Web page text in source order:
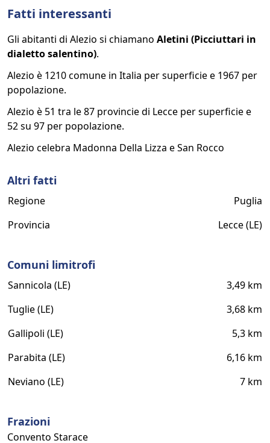
Fatti interessanti
Gli abitanti di Alezio si chiamano Aletini (Picciuttari in
dialetto salentino).
Alezio è 1210 comune in Italia per superficie e 1967 per
popolazione.
Alezio è 51 tra le 87 provincie di Lecce per superficie e
52 su 97 per popolazione.
Alezio celebra Madonna Della Lizza e San Rocco
Altri fatti
Regione
Puglia
Provincia
Lecce (LE)
Comuni limitrofi
Sannicola (LE)
3,49 km
Tuglie (LE)
3,68 km
Gallipoli (LE)
5,3 km
Parabita (LE)
6,16 km
Neviano (LE)
7 km
Frazioni
Convento Starace